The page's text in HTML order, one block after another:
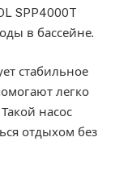
SPP4000T
в бассейне.
стабильное
легко
насос
отдыхом без